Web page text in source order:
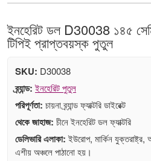
ইনহেরিট ডল D30038 ১৪৫ সেমি
টিপিই প্রাপ্তবয়স্ক পুতুল
SKU: D30038
ব্র্যান্ড: ইনহেরিট পুতুল
পরিপূর্ণতা: চায়না ব্র্যান্ড ফ্যাক্টরি ডাইরেক্ট
থেকে জাহাজ: চীনে ইনহেরিট ডল ফ্যাক্টরি
ডেলিভারি এলাকা: ইউরোপ, মার্কিন যুক্তরাষ্ট্র,
এশীয় অঞ্চলে পাঠানো হয়।